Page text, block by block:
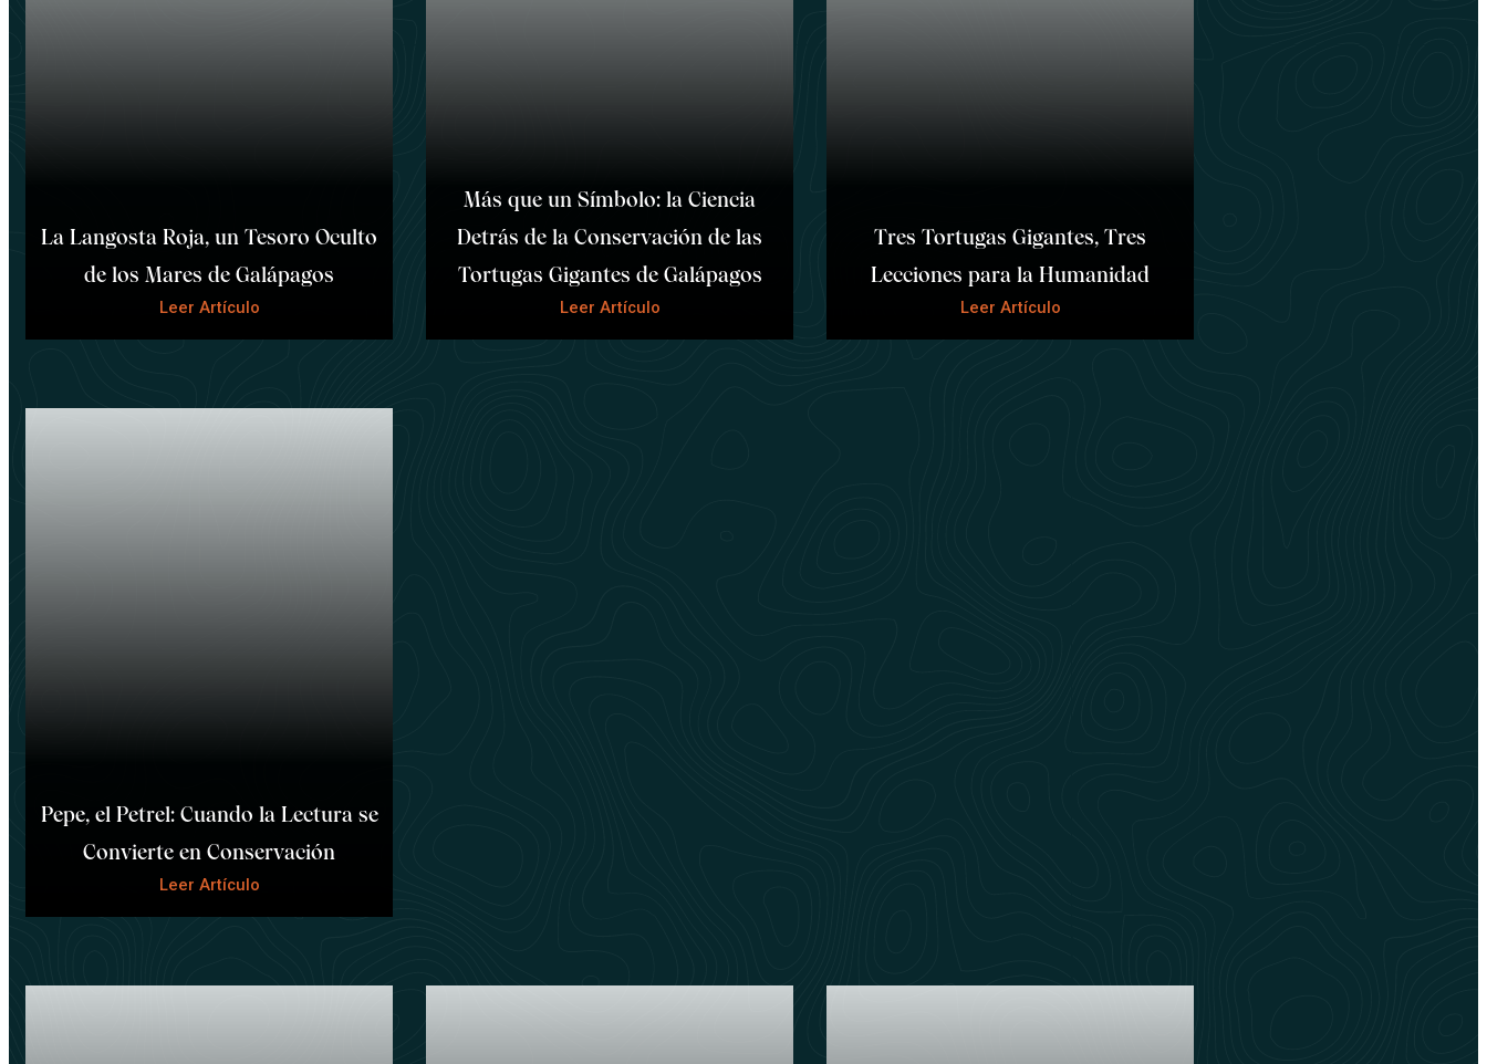
La Langosta Roja, un Tesoro Oculto
de los Mares de Galápagos
Leer Artículo
Más que un Símbolo: la Ciencia
Detrás de la Conservación de las
Tortugas Gigantes de Galápagos
Leer Artículo
Tres Tortugas Gigantes, Tres
Lecciones para la Humanidad
Leer Artículo
Pepe, el Petrel: Cuando la Lectura se
Convierte en Conservación
Leer Artículo